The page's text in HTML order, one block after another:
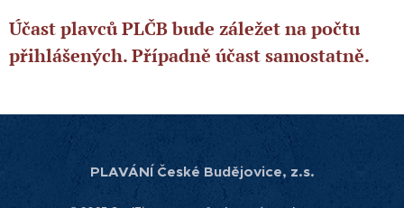
Účast plavců PLČB bude záležet na počtu
přihlášených. Případně účast samostatně.
PLAVÁNÍ České Budějovice, z.s.